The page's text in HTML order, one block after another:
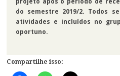
do semestre 2019/2. Todos
atividades e incluídos no
oportuno.
Compartilhe isso: